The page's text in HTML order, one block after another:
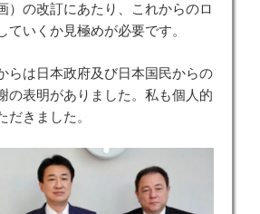
）の改訂にあたり、これからのロ
ていくか見極めが必要です。
らは日本政府及び日本国民からの
の表明がありました。私も個人的
だきました。